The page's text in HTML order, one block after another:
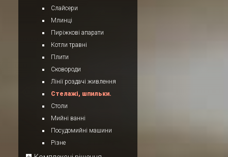
Слайсери
Млинці
Пиріжкові апарати
Котли травні
Плити
Сковороди
Лінії роздачі живлення
Стелажі, шпильки.
Столи
Мийні ванні
Посудомийні машини
Різне